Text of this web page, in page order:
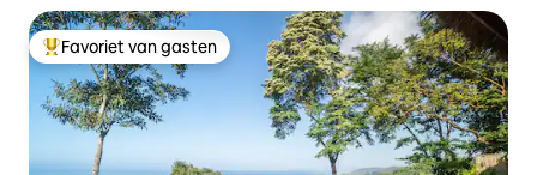
Topfavoriet van gasten
Favoriet van gasten